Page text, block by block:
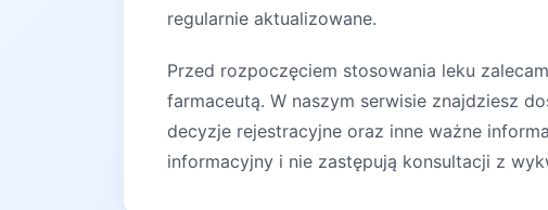
regularnie aktualizowane.
Przed rozpoczęciem stosowania leku
farmaceutą. W naszym serwisie znajdziesz
decyzje rejestracyjne oraz inne ważne
informacyjny i nie zastępują konsultacji z